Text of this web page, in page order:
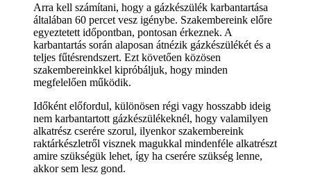
Arra kell számítani, hogy a gázkészülék karbantartása
általában 60 percet vesz igénybe. Szakembereink előre
egyeztetett időpontban, pontosan érkeznek. A
karbantartás során alaposan átnézik gázkészülékét és a
teljes fűtésrendszert. Ezt követően közösen
szakembereinkkel kipróbáljuk, hogy minden
megfelelően működik.
Időként előfordul, különösen régi vagy hosszabb ideig
nem karbantartott gázkészülékeknél, hogy valamilyen
alkatrész cserére szorul, ilyenkor szakembereink
raktárkészletről visznek magukkal mindenféle alkatrészt
amire szükségük lehet, így ha cserére szükség lenne,
akkor sem lesz gond.